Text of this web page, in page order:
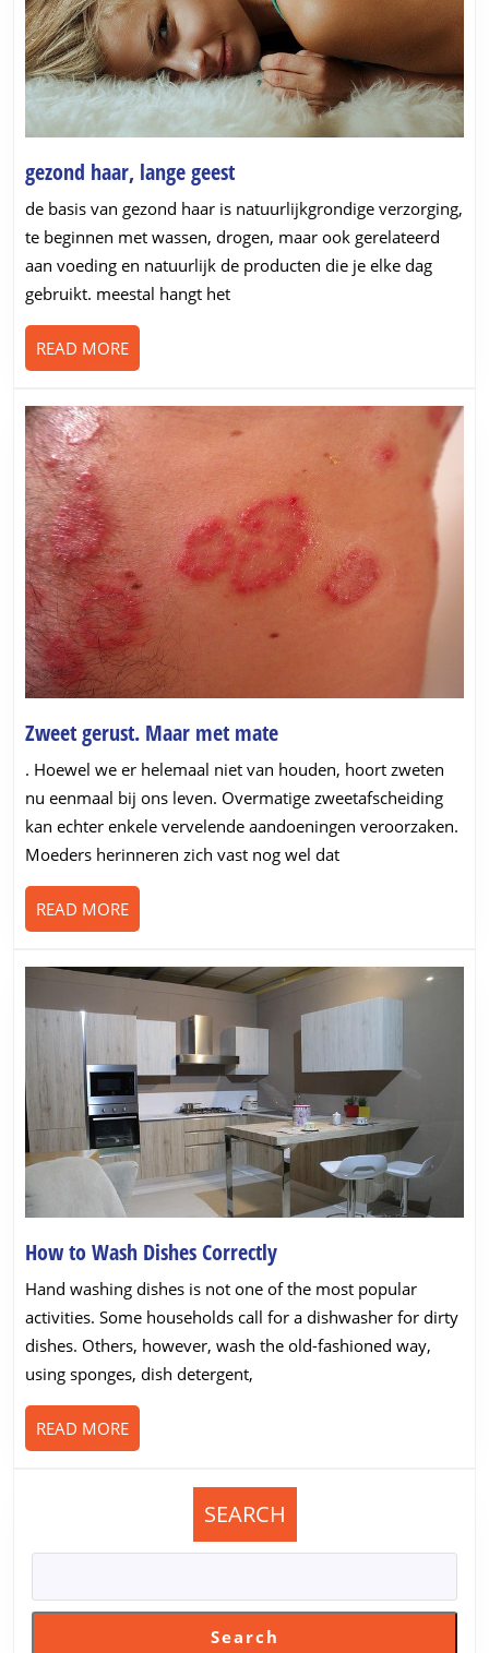
gezond haar, lange geestgezond
haar,
lange
geest
de basis van gezond haar is natuurlijkgrondige verzorging,
te beginnen met wassen, drogen, maar ook gerelateerd
aan voeding en natuurlijk de producten die je elke dag
gebruikt. meestal hangt het
READ MOREREAD
MORE
Zweet gerust. Maar met mateZweet
gerust.
Maar
met
mate
. Hoewel we er helemaal niet van houden, hoort zweten
nu eenmaal bij ons leven. Overmatige zweetafscheiding
kan echter enkele vervelende aandoeningen veroorzaken.
Moeders herinneren zich vast nog wel dat
READ MOREREAD
MORE
How to Wash Dishes CorrectlyHow
to
Wash
Dishes
Correctly
Hand washing dishes is not one of the most popular
activities. Some households call for a dishwasher for dirty
dishes. Others, however, wash the old-fashioned way,
using sponges, dish detergent,
READ MOREREAD
MORE
SEARCH
Search